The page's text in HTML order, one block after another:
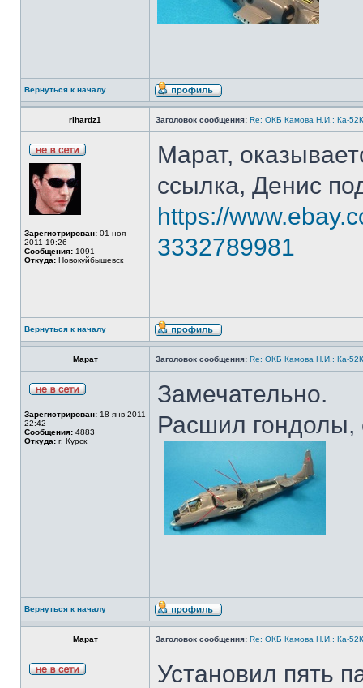
Вернуться к началу
rihardz1 Заголовок сообщения: Re: ОКБ Камова Н.И.: Ка-
Зарегистрирован: 01 ноя
2011 19:26
Сообщения: 1091
Откуда: Новокуйбышевск
Марат,
ссылка, Денис
https://
3332789981
Вернуться к началу
Марат Заголовок сообщения: Re: ОКБ Камова Н.И.: Ка-
Зарегистрирован: 18 янв 2011
22:42
Сообщения: 4883
Откуда: г. Курск
Замечательно.
Расшил гондолы,
Вернуться к началу
Марат Заголовок сообщения: Re: ОКБ Камова Н.И.: Ка-
Установил пять